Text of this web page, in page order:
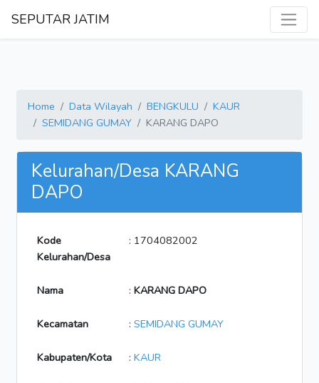
SEPUTAR JATIM
Home Data Wilayah BENGKULU
KAUR
SEMIDANG GUMAY
KARANG DAPO
Kelurahan/Desa KARANG
DAPO
Kode
Kelurahan/Desa
: 1704082002
Nama : KARANG DAPO
Kecamatan : SEMIDANG GUMAY
Kabupaten/Kota : KAUR